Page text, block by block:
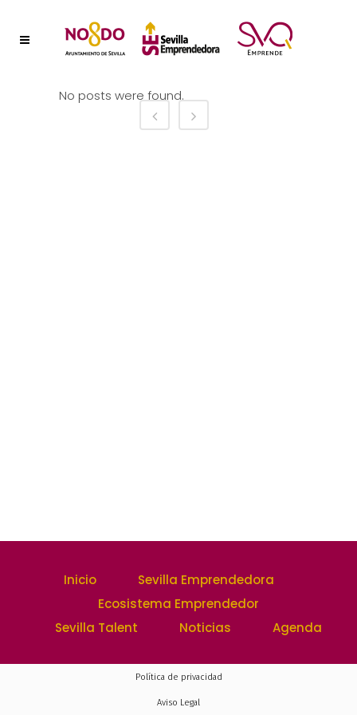
No posts were found.
Inicio
Sevilla Emprendedora
Ecosistema Emprendedor
Sevilla Talent
Noticias Agenda
Política de privacidad
Aviso Legal